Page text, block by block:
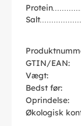
Protein
Salt
GTIN/EAN:
Vægt:
Bedst før:
Oprindelse:
Økologisk